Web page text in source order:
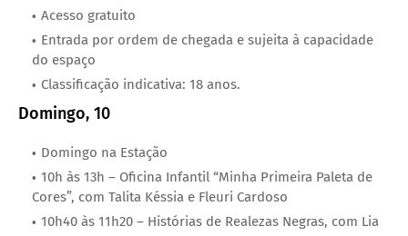
Acesso gratuito
Entrada por ordem de chegada e sujeita à capacidade
do espaço
Classificação indicativa: 18 anos.
Domingo, 10
Domingo na Estação
10h às 13h – Oficina Infantil “Minha Primeira Paleta de
Cores”, com Talita Késsia e Fleuri Cardoso
10h40 às 11h20 – Histórias de Realezas Negras, com Lia